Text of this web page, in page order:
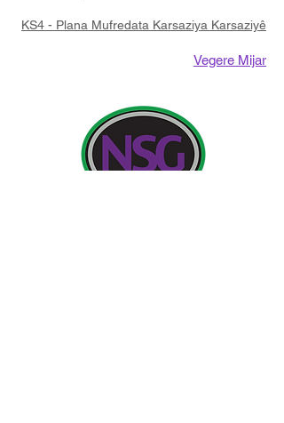
KS4 - Plana Mufredata Karsaziya Karsaziyê
Vegere Mijar